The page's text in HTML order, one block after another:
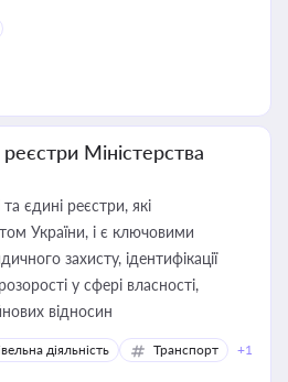
Міністерства
єдині реєстри, які
України, і є ключовими
захисту, ідентифікації
у сфері власності,
відносин
діяльність Транспорт +1